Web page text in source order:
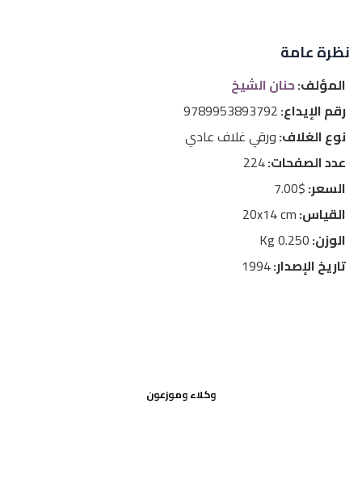
نظرة عامة
المؤلف:حنان الشيخ
رقم الإيداع:9789953893792
نوع الغلاف:ورقي غلاف عادي
عدد الصفحات:224
السعر:$7.00
القياس:20x14 cm
الوزن:0.250 Kg
تاريخ الإصدار:1994
وكلاء وموزعون